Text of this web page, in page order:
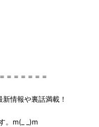
＝＝＝＝＝＝
情報や裏話満載！
。m(_ _)m